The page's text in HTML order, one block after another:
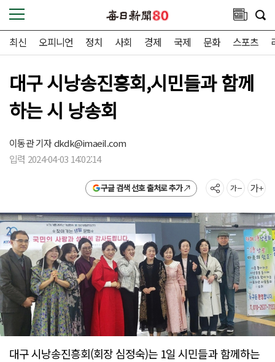
최신 오피니언 정치 사회 경제 국제 문화 스포츠
대구 시낭송진흥회,시민들과 함께
하는 시 낭송회
이동관 기자dkdk@imaeil.com
입력 2024-04-03 14:02:14
구글 검색 선호 출처로 추가
대구 시낭송진흥회(회장 심정숙)는 1일 시민들과 함께하는